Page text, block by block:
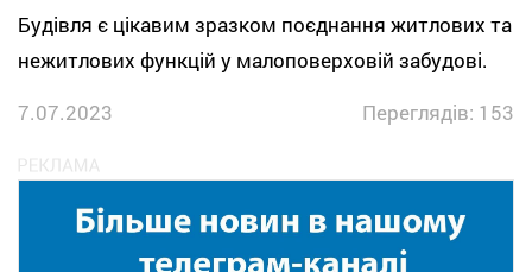
Будівля є цікавим зразком поєднання житлових та
нежитлових функцій у малоповерховій забудові.
7.07.2023
Переглядів: 153